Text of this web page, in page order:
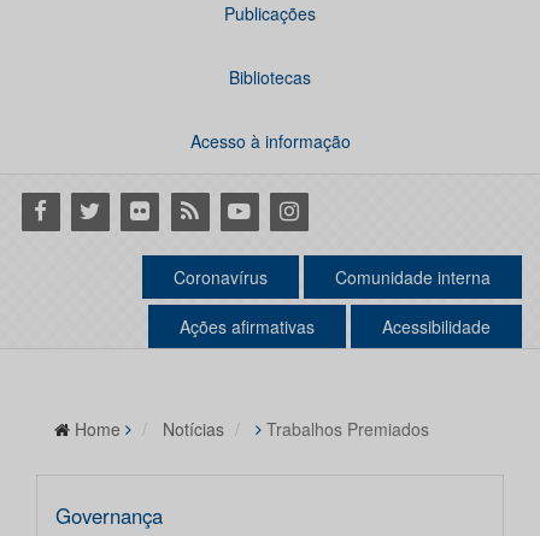
Publicações
Bibliotecas
Acesso à informação
Facebook
Twitter Flickr RSS YoutubeInstagram
Coronavírus Comunidade interna
Ações afirmativas Acessibilidade
Home Notícias Trabalhos Premiados
Governança